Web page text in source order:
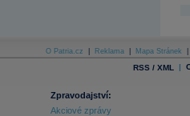
O Patria.cz Reklama Mapa Stránek
RSS / XML |
Zpravodajství:
Akciové zprávy